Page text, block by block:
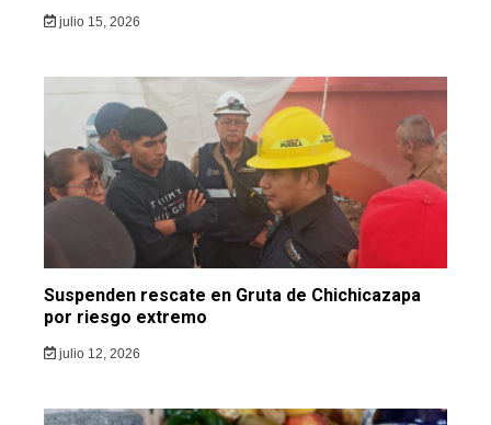
julio 15, 2026
Suspenden rescate en Gruta de Chichicazapa
por riesgo extremo
julio 12, 2026